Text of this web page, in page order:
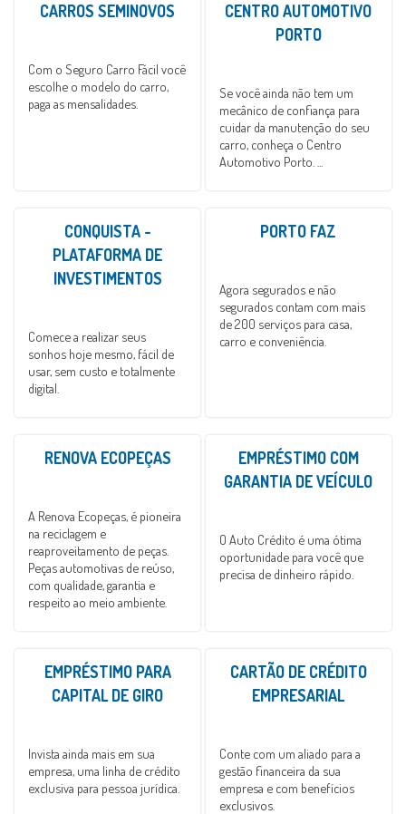
CARROS SEMINOVOS
Com o Seguro Carro Fácil você
escolhe o modelo do carro,
paga as mensalidades.
CENTRO AUTOMOTIVO
PORTO
Se você ainda não tem um
mecânico de confiança para
cuidar da manutenção do seu
carro, conheça o Centro
Automotivo Porto. ...
CONQUISTA -
PLATAFORMA DE
INVESTIMENTOS
Comece a realizar seus
sonhos hoje mesmo, fácil de
usar, sem custo e totalmente
digital.
PORTO FAZ
Agora segurados e não
segurados contam com mais
de 200 serviços para casa,
carro e conveniência.
RENOVA ECOPEÇAS
A Renova Ecopeças, é pioneira
na reciclagem e
reaproveitamento de peças.
Peças automotivas de reúso,
com qualidade, garantia e
respeito ao meio ambiente.
EMPRÉSTIMO COM
GARANTIA DE VEÍCULO
O Auto Crédito é uma ótima
oportunidade para você que
precisa de dinheiro rápido.
EMPRÉSTIMO PARA
CAPITAL DE GIRO
Invista ainda mais em sua
empresa, uma linha de crédito
exclusiva para pessoa jurídica.
CARTÃO DE CRÉDITO
EMPRESARIAL
Conte com um aliado para a
gestão financeira da sua
empresa e com benefícios
exclusivos.